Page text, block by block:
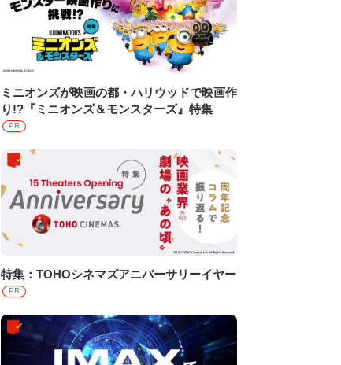
ミニオンズが映画の都・ハリウッドで映画作
り!?『ミニオンズ＆モンスターズ』特集
PR
特集：TOHOシネマズアニバーサリーイヤー
PR